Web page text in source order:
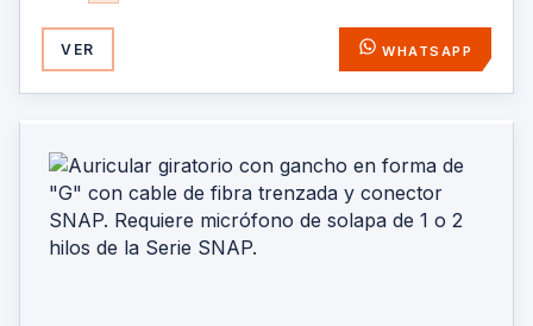
VER WHATSAPP